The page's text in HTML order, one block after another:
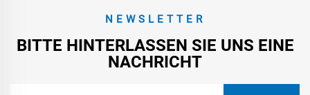
NEWSLETTER
BITTE HINTERLASSEN SIE UNS EINE
NACHRICHT